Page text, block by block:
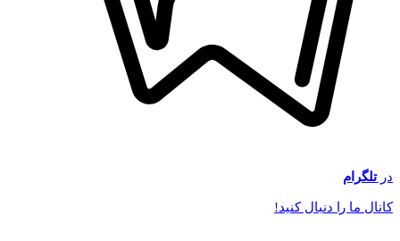
درتلگرام
کانال ما را دنبال کنید!